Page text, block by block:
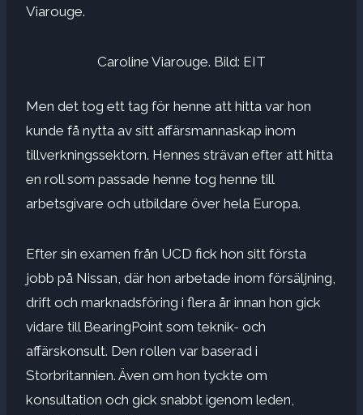
Viarouge.
Caroline Viarouge. Bild: EIT
Men det tog ett tag för henne att hitta var hon
kunde få nytta av sitt affärsmannaskap inom
tillverkningssektorn. Hennes strävan efter att hitta
en roll som passade henne tog henne till
arbetsgivare och utbildare över hela Europa.
Efter sin examen från UCD fick hon sitt första
jobb på Nissan, där hon arbetade inom försäljning,
drift och marknadsföring i flera år innan hon gick
vidare till BearingPoint som teknik- och
affärskonsult. Den rollen var baserad i
Storbritannien. Även om hon tyckte om
konsultation och gick snabbt igenom leden,